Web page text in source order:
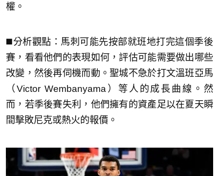
權。
◼️分析觀點：馬刺可能先按部就班地打完這個季後
賽，看看他們的表現如何，評估可能需要做出哪些
改變，然後再伺機而動。聖城不急於打文溫班亞馬
（Victor Wembanyama）等人的成長曲線。然
而，若季後賽失利，他們擁有的資產足以在夏天瞬
間擊敗尼克或熱火的報價。